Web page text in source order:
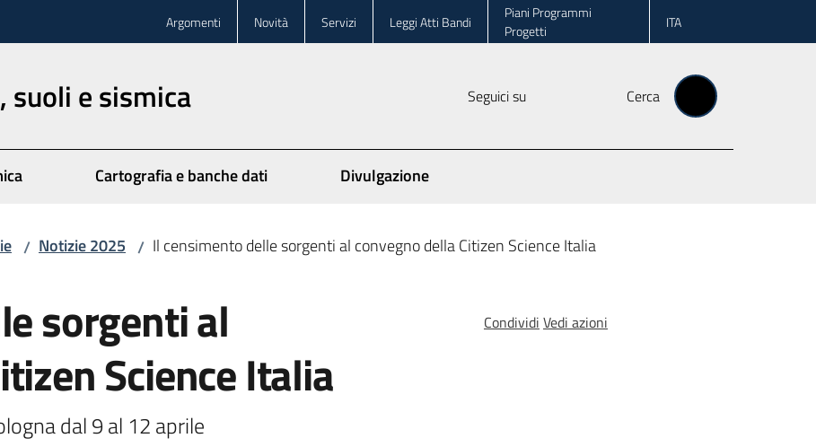
Argomenti Novità Servizi Leggi Atti Bandi
Piani Programmi
Progetti
ITA
suoli e sismica Seguici su Cerca
Cartografia e banche dati Divulgazione
/ Notizie 2025 / Il censimento delle sorgenti al convegno della Citizen Science Italia
sorgenti al
Science Italia
dal 9 al 12 aprile
Condividi Vedi azioni